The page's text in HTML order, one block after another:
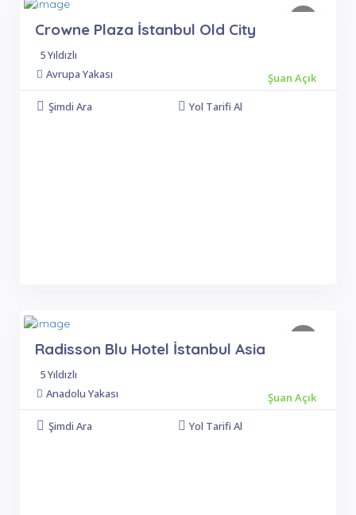
Crowne Plaza İstanbul Old City
5 Yıldızlı
Avrupa Yakası
Şuan Açık
Şimdi Ara
Yol Tarifi Al
Radisson Blu Hotel İstanbul Asia
5 Yıldızlı
Anadolu Yakası
Şuan Açık
Şimdi Ara
Yol Tarifi Al